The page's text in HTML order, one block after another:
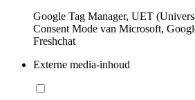
Google Tag Manager, UET
Consent Mode van Microsoft,
Freshchat
Externe media-inhoud